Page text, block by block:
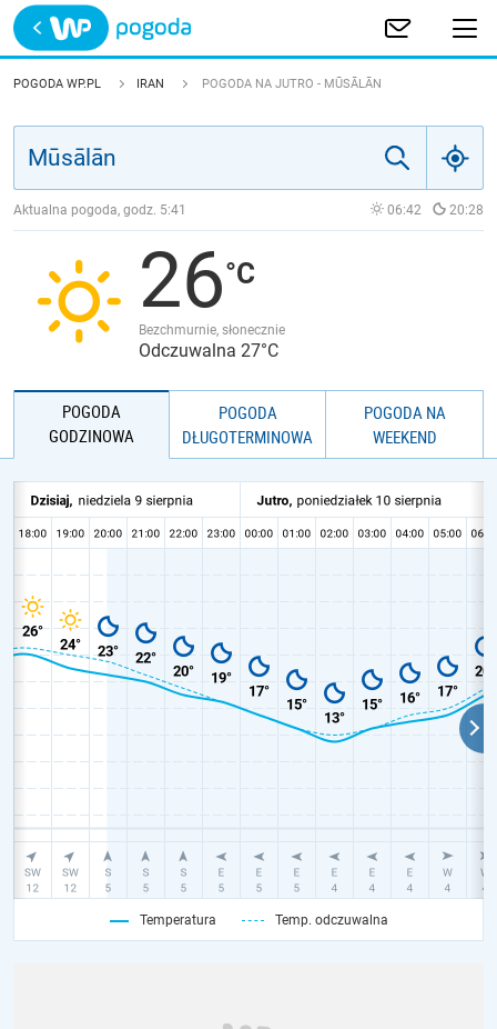
Trwa ładowanie
POLSKA
JAKOŚĆ POWIETRZA
POGODA WP.PL IRAN POGODA NA JUTRO - MŪSĀLĀN
Aktualna pogoda, godz. 5:41 06:42 20:28
26
Bezchmurnie, słonecznie
Odczuwalna 27°C
POGODA
GODZINOWA
POGODA
DŁUGOTERMINOWA
POGODA NA
WEEKEND
Temperatura Temp. odczuwalna